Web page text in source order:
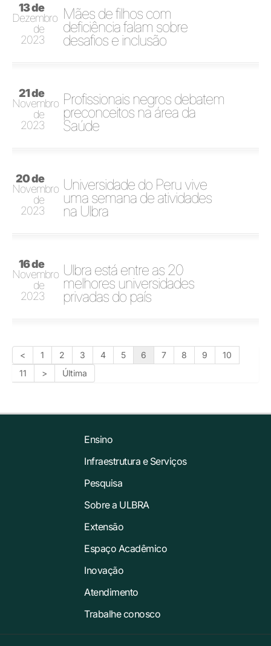
13 de
Dezembro
de
2023
Mães de filhos com
deficiência falam sobre
desafios e inclusão
21 de
Novembro
de
2023
Profissionais negros debatem
preconceitos na área da
Saúde
20 de
Novembro
de
2023
Universidade do Peru vive
uma semana de atividades
na Ulbra
16 de
Novembro
de
2023
Ulbra está entre as 20
melhores universidades
privadas do país
< 1 2 3 4 5 6 7 8 9
10
11
> Última
Ensino
Infraestrutura e Serviços
Pesquisa
Sobre a ULBRA
Extensão
Espaço Acadêmico
Inovação
Atendimento
Trabalhe conosco